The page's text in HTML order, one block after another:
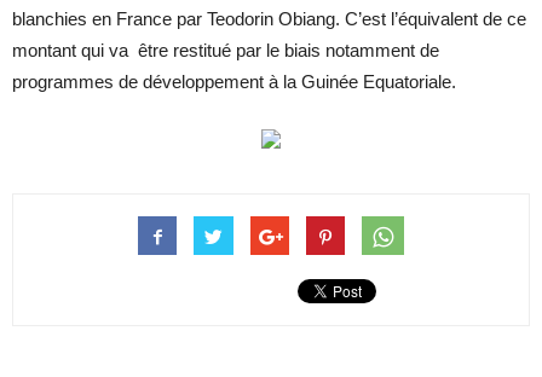
blanchies en France par Teodorin Obiang. C’est l’équivalent de ce
montant qui va être restitué par le biais notamment de
programmes de développement à la Guinée Equatoriale.